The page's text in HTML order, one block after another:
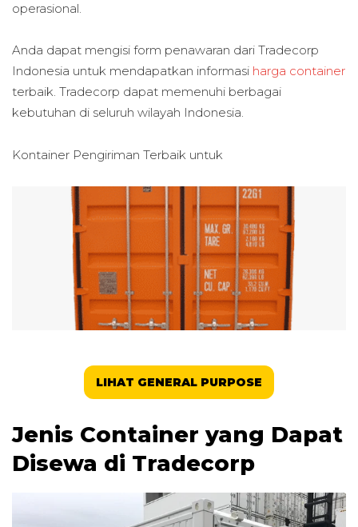
operasional.
Anda dapat mengisi form penawaran dari Tradecorp
Indonesia untuk mendapatkan informasi harga container
terbaik. Tradecorp dapat memenuhi berbagai
kebutuhan di seluruh wilayah Indonesia.
Kontainer Pengiriman Terbaik untuk
LIHAT GENERAL PURPOSE
Jenis Container yang Dapat
Disewa di Tradecorp